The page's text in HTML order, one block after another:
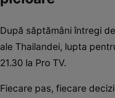
După săptămâni întregi
ale Thailandei, lupta
21.30 la Pro TV.
Fiecare pas, fiecare